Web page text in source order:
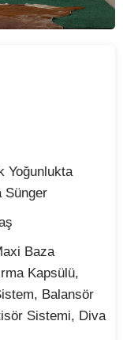
Yoğunlukta
Sünger
Baza
Kapsülü,
Balansör
Sistemi, Diva